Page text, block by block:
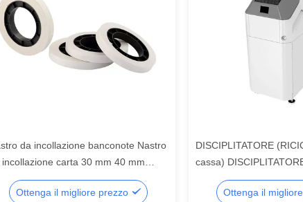
da incollazione banconote Nastro
incollazione carta 30 mm 40 mm
Binding Machine
Ottenga il migliore prezzo
DISCIPLITATORE
cassa)
Ottenga il